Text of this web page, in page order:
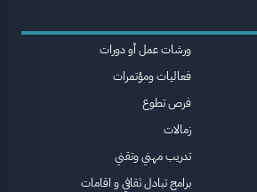
ورشات عمل أو دورات
فعاليات ومؤتمرات
فرص تطوع
زمالات
تدريب مهني وتقني
برامج تبادل ثقافي و اقامات